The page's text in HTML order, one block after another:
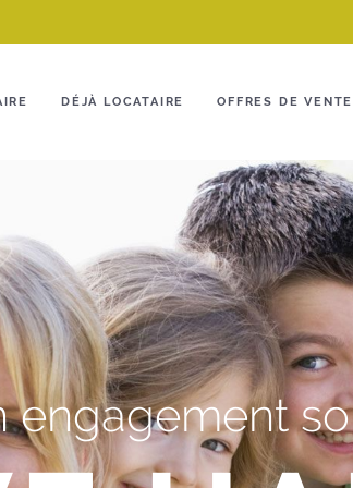
DÉJÀ LOCATAIRE OFFRES DE
engagement